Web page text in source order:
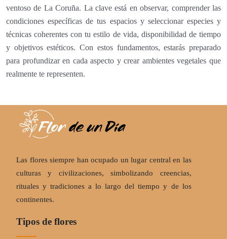
ventoso de La Coruña. La clave está en observar, comprender las
condiciones específicas de tus espacios y seleccionar especies y
técnicas coherentes con tu estilo de vida, disponibilidad de tiempo
y objetivos estéticos. Con estos fundamentos, estarás preparado
para profundizar en cada aspecto y crear ambientes vegetales que
realmente te representen.
Las flores siempre han ocupado un lugar central en las
culturas y civilizaciones, simbolizando creencias,
rituales y tradiciones a lo largo del tiempo y de los
continentes.
Tipos de flores